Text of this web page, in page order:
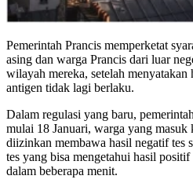
Pemerintah Prancis memperketat
asing dan warga Prancis dari luar
wilayah mereka, setelah menyatakan
antigen tidak lagi berlaku.
Dalam regulasi yang baru,
mulai 18 Januari, warga yang
diizinkan membawa hasil negatif tes
tes yang bisa mengetahui hasil
dalam beberapa menit.